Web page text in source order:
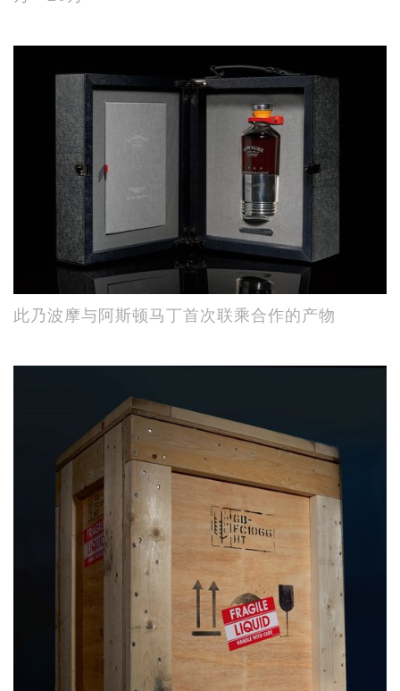
此乃波摩与阿斯顿马丁首次联乘合作的产物